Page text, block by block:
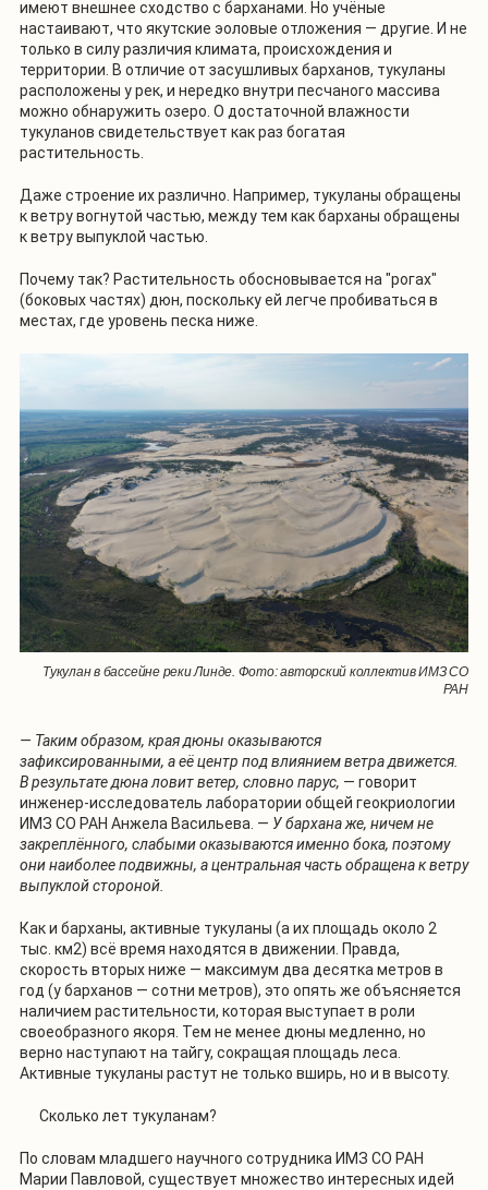
имеют внешнее сходство с барханами. Но учёные
настаивают, что якутские эоловые отложения — другие. И не
только в силу различия климата, происхождения и
территории. В отличие от засушливых барханов, тукуланы
расположены у рек, и нередко внутри песчаного массива
можно обнаружить озеро. О достаточной влажности
тукуланов свидетельствует как раз богатая
растительность.
Даже строение их различно. Например, тукуланы обращены
к ветру вогнутой частью, между тем как барханы обращены
к ветру выпуклой частью.
Почему так? Растительность обосновывается на "рогах"
(боковых частях) дюн, поскольку ей легче пробиваться в
местах, где уровень песка ниже.
Тукулан в бассейне реки Линде. Фото: авторский коллектив ИМЗ СО
РАН
— Таким образом, края дюны оказываются
зафиксированными, а её центр под влиянием ветра движется.
В результате дюна ловит ветер, словно парус, — говорит
инженер-исследователь лаборатории общей геокриологии
ИМЗ СО РАН Анжела Васильева. — У бархана же, ничем не
закреплённого, слабыми оказываются именно бока, поэтому
они наиболее подвижны, а центральная часть обращена к ветру
выпуклой стороной.
Как и барханы, активные тукуланы (а их площадь около 2
тыс. км2) всё время находятся в движении. Правда,
скорость вторых ниже — максимум два десятка метров в
год (у барханов — сотни метров), это опять же объясняется
наличием растительности, которая выступает в роли
своеобразного якоря. Тем не менее дюны медленно, но
верно наступают на тайгу, сокращая площадь леса.
Активные тукуланы растут не только вширь, но и в высоту.
Сколько лет тукуланам?
По словам младшего научного сотрудника ИМЗ СО РАН
Марии Павловой, существует множество интересных идей